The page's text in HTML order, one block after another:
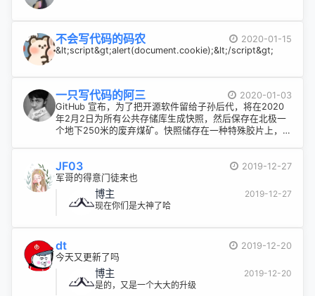
不会写代码的码农
2020-01-15
&lt;script&gt;alert(document.cookie);&lt;/script&gt;
一只写代码的阿三
2020-01-03
GitHub 宣布，为了把开源软件留给子孙后代，将在2020
年2月2日为所有公共存储库生成快照，然后保存在北极一
个地下250米的废弃煤矿。快照储存在一种特殊胶片上，寿
JF03
2019-12-27
军哥的得意门徒来也
博主
2019-12-27
现在你们是大神了哈
dt
2019-12-20
今天又更新了吗
博主
2019-12-20
是的，又是一个大大的升级